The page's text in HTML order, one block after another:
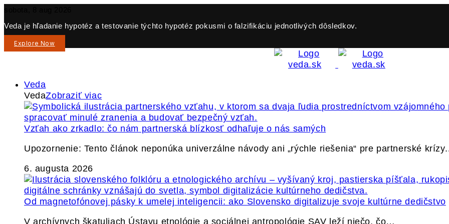
Veda je hľadanie hypotéz a testovanie týchto hypotéz pokusmi o falzifikáciu jednotlivých dôsledkov.
Explore Now
Veda
VedaZobraziť viac
Vzťah ako zrkadlo: čo nám partnerská blízkosť odhaľuje o nás samých
Upozornenie: Tento článok neponúka univerzálne návody ani „rýchle riešenia“ pre partnerské
6. augusta 2026
Od magnetofónovej pásky k umelej inteligencii: ako Slovensko digitalizuje svoje kultúrne dedičstvo
V archívnych škatuliach Ústavu etnológie a sociálnej antropológie SAV leží niečo, čo…